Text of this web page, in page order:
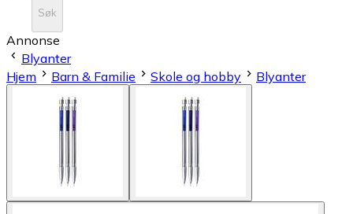
Søk
Annonse
Blyanter
Hjem
Barn & Familie Skole og hobby Blyanter